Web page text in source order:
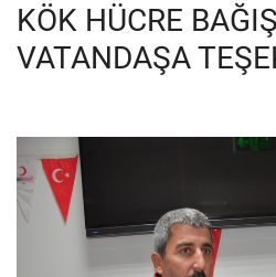
Ana
GÜNDEM
Siyaset
Ekonomi
KÖK HÜCRE
VATANDAŞA